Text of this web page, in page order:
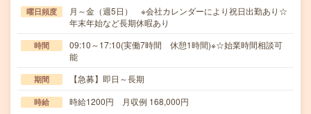
曜日頻度
月～金（週5日） ※会社カレンダーにより祝日出勤あり☆
年末年始など長期休暇あり
時間
09:10～17:10(実働7時間 休憩1時間)※☆始業時間相談可
能
期間 【急募】即日～長期
時給 時給1200円 月収例 168,000円